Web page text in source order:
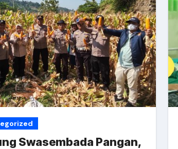
Swasembada Pangan,